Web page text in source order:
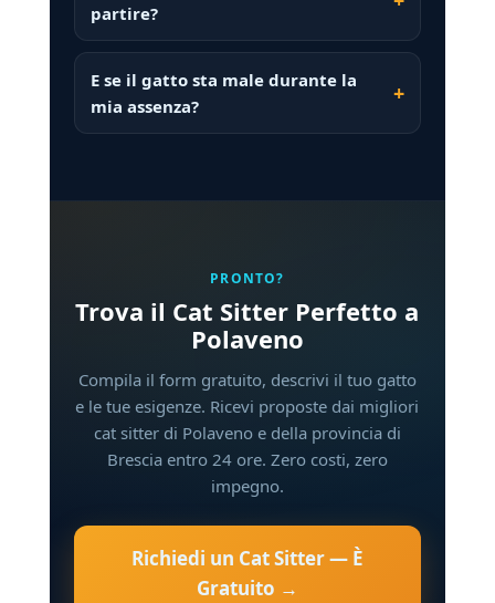
partire?
E se il gatto sta male durante la
mia assenza?
PRONTO?
Trova il Cat Sitter Perfetto a
Polaveno
Compila il form gratuito, descrivi il tuo gatto
e le tue esigenze. Ricevi proposte dai migliori
cat sitter di Polaveno e della provincia di
Brescia entro 24 ore. Zero costi, zero
impegno.
Richiedi un Cat Sitter — È
Gratuito →